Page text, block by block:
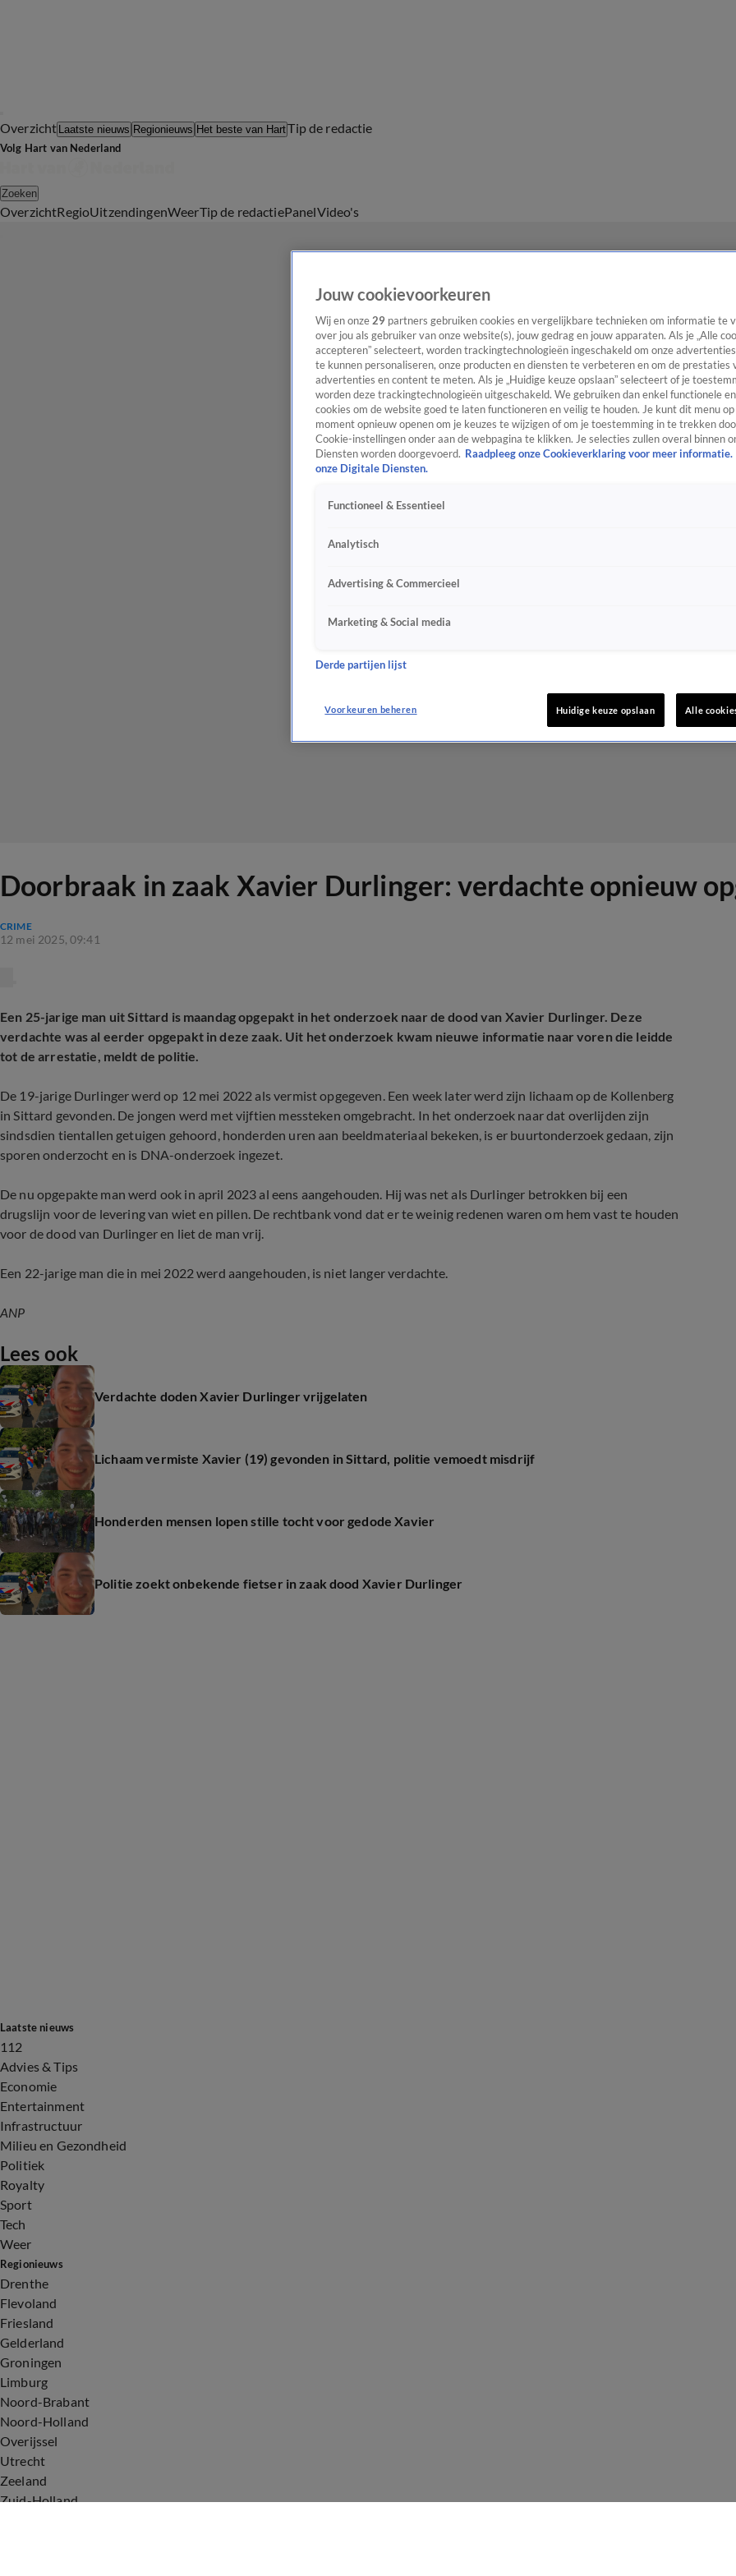
Overzicht Laatste nieuws Regionieuws Het beste van HartTip de redactie
Volg Hart van Nederland
Zoeken
OverzichtRegioUitzendingenWeerTip de redactiePanelVideo's
Doorbraak in zaak Xavier Durlinger: verdachte opnieuw
CRIME
12 mei 2025, 09:41
Een 25-jarige man uit Sittard is maandag opgepakt in het onderzoek naar de dood van Xavier Durlinger. Deze
verdachte was al eerder opgepakt in deze zaak. Uit het onderzoek kwam nieuwe informatie naar voren die leidde
tot de arrestatie, meldt de politie.
De 19-jarige Durlinger werd op 12 mei 2022 als vermist opgegeven. Een week later werd zijn lichaam op de Kollenberg
in Sittard gevonden. De jongen werd met vijftien messteken omgebracht. In het onderzoek naar dat overlijden zijn
sindsdien tientallen getuigen gehoord, honderden uren aan beeldmateriaal bekeken, is er buurtonderzoek gedaan, zijn
sporen onderzocht en is DNA-onderzoek ingezet.
De nu opgepakte man werd ook in april 2023 al eens aangehouden. Hij was net als Durlinger betrokken bij een
drugslijn voor de levering van wiet en pillen. De rechtbank vond dat er te weinig redenen waren om hem vast te houden
voor de dood van Durlinger en liet de man vrij.
Een 22-jarige man die in mei 2022 werd aangehouden, is niet langer verdachte.
ANP
Lees ook
Verdachte doden Xavier Durlinger vrijgelaten
Lichaam vermiste Xavier (19) gevonden in Sittard, politie vemoedt misdrijf
Honderden mensen lopen stille tocht voor gedode Xavier
Politie zoekt onbekende fietser in zaak dood Xavier Durlinger
Laatste nieuws
112
Advies & Tips
Economie
Entertainment
Infrastructuur
Milieu en Gezondheid
Politiek
Royalty
Sport
Tech
Weer
Regionieuws
Drenthe
Flevoland
Friesland
Gelderland
Groningen
Limburg
Noord-Brabant
Noord-Holland
Overijssel
Utrecht
Zeeland
Zuid-Holland
Jouw cookievoorkeuren
Wij en onze 29 partners gebruiken cookies en vergelijkbare technieken om informatie te
over jou als gebruiker van onze website(s), jouw gedrag en jouw apparaten. Als je „Alle
accepteren” selecteert, worden trackingtechnologieën ingeschakeld om onze
te kunnen personaliseren, onze producten en diensten te verbeteren en om de prestaties
advertenties en content te meten. Als je „Huidige keuze opslaan” selecteert of je
worden deze trackingtechnologieën uitgeschakeld. We gebruiken dan enkel functionele
cookies om de website goed te laten functioneren en veilig te houden. Je kunt dit menu
moment opnieuw openen om je keuzes te wijzigen of om je toestemming in te trekken
Cookie-instellingen onder aan de webpagina te klikken. Je selecties zullen overal binnen
Diensten worden doorgevoerd. Raadpleeg onze Cookieverklaring voor meer informatie.
onze Digitale Diensten.
Functioneel & Essentieel
Analytisch
Advertising & Commercieel
Marketing & Social media
Derde partijen lijst
Voorkeuren beheren Huidige keuze opslaan Alle